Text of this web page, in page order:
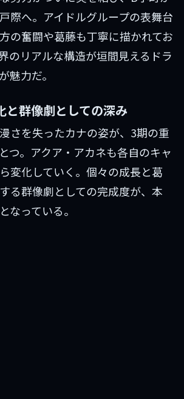
際へ。アイドルグループの表舞台
の奮闘や葛藤も丁寧に描かれてお
のリアルな構造が垣間見えるドラ
魅力だ。
群像劇としての深み
さを失ったカナの姿が、3期の重
つ。アクア・アカネも各自のキャ
変化していく。個々の成長と葛
る群像劇としての完成度が、本
なっている。